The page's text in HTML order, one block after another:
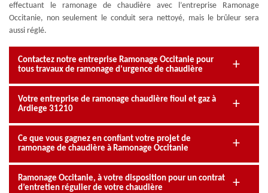
effectuant le ramonage de chaudière avec l’entreprise Ramonage
Occitanie, non seulement le conduit sera nettoyé, mais le brûleur sera
aussi réglé.
Contactez notre entreprise Ramonage Occitanie pour
tous travaux de ramonage d’urgence de chaudière
Votre entreprise de ramonage chaudière fioul et gaz à
Ardiege 31210
Ce que vous gagnez en confiant votre projet de
ramonage de chaudière à Ramonage Occitanie
Ramonage Occitanie, à votre disposition pour un contrat
d’entretien régulier de votre chaudière